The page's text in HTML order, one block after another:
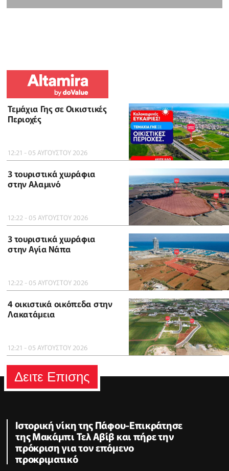
Τεμάχια Γης σε Οικιστικές
Περιοχές
12:21 - 05 ΑΥΓΟΥΣΤΟΥ 2026
3 τουριστικά χωράφια
στην Αλαμινό
12:22 - 05 ΑΥΓΟΥΣΤΟΥ 2026
3 τουριστικά χωράφια
στην Αγία Νάπα
12:22 - 05 ΑΥΓΟΥΣΤΟΥ 2026
4 οικιστικά οικόπεδα στην
Λακατάμεια
12:21 - 05 ΑΥΓΟΥΣΤΟΥ 2026
Δειτε Επισης
Ιστορική νίκη της Πάφου-Επικράτησε
της Μακάμπι Τελ Αβίβ και πήρε την
πρόκριση για τον επόμενο
προκριματικό